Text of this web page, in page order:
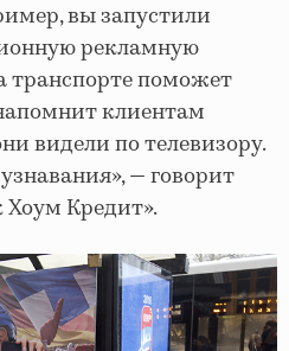
вы запустили
рекламную
транспорте поможет
клиентам
видели по телевизору.
— говорит
Кредит».